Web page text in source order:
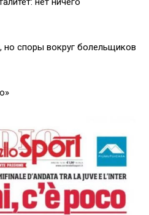
но споры вокруг болельщиков